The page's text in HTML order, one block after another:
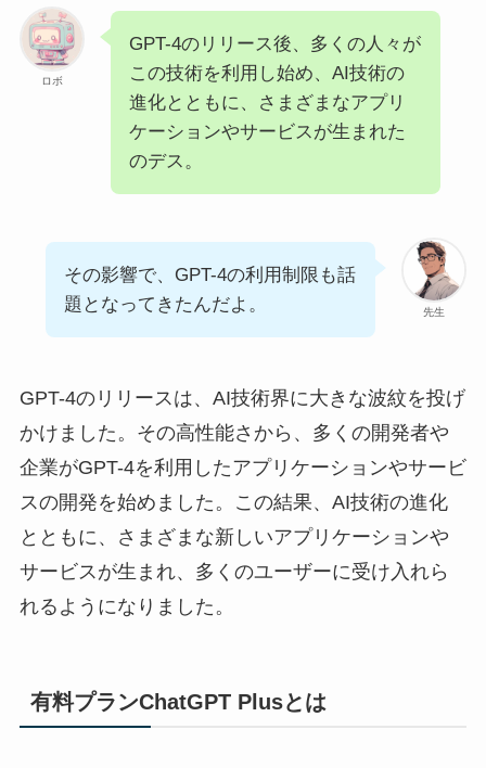
ロボ
GPT-4のリリース後、多くの人々が
この技術を利用し始め、AI技術の
進化とともに、さまざまなアプリ
ケーションやサービスが生まれた
のデス。
先生
その影響で、GPT-4の利用制限も話
題となってきたんだよ。
GPT-4のリリースは、AI技術界に大きな波紋を投げ
かけました。その高性能さから、多くの開発者や
企業がGPT-4を利用したアプリケーションやサービ
スの開発を始めました。この結果、AI技術の進化
とともに、さまざまな新しいアプリケーションや
サービスが生まれ、多くのユーザーに受け入れら
れるようになりました。
有料プランChatGPT Plusとは